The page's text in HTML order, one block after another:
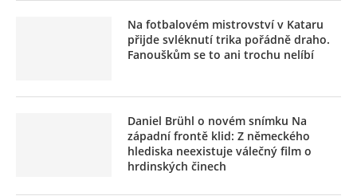
Na fotbalovém mistrovství v Kataru
přijde svléknutí trika pořádně draho.
Fanouškům se to ani trochu nelíbí
Daniel Brühl o novém snímku Na
západní frontě klid: Z německého
hlediska neexistuje válečný film o
hrdinských činech